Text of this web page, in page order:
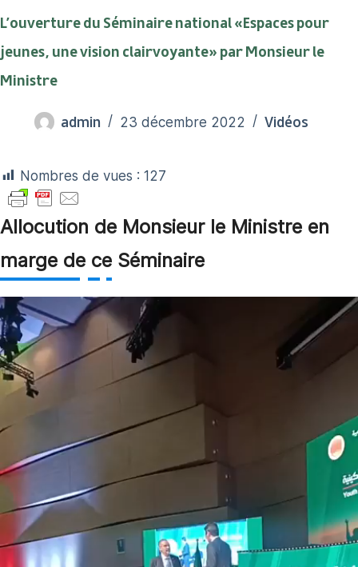
L’ouverture du Séminaire national «Espaces pour
jeunes, une vision clairvoyante» par Monsieur le
Ministre
admin 23 décembre 2022 Vidéos
Nombres de vues : 127
Allocution de Monsieur le Ministre en
marge de ce Séminaire